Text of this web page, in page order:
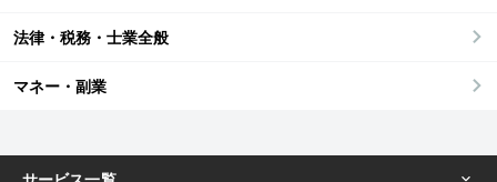
法律・税務・士業全般
マネー・副業